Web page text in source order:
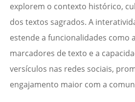
explorem o contexto histórico,
dos textos sagrados. A
estende a funcionalidades como
marcadores de texto e a
versículos nas redes sociais,
engajamento maior com a